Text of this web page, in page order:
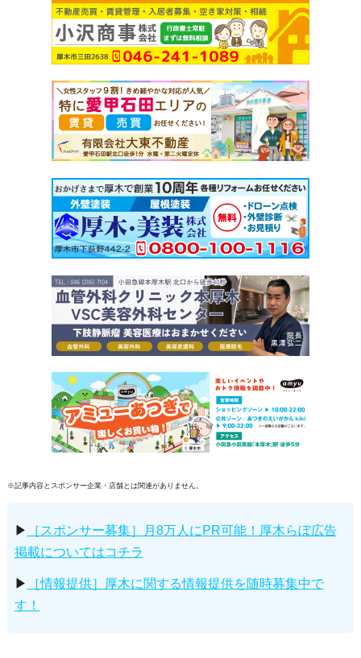
※記事内容とスポンサー企業・店舗とは関連がありません。
▶
［スポンサー募集］月8万人にPR可能！厚木らぼ広告
掲載についてはコチラ
▶
［情報提供］厚木に関する情報提供を随時募集中で
す！